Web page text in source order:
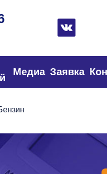
Медиа Заявка